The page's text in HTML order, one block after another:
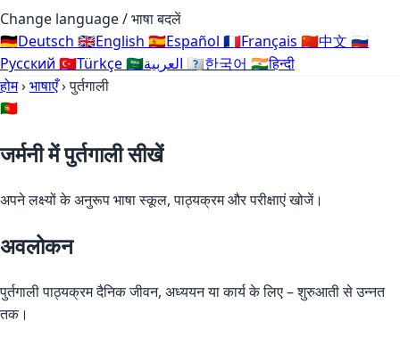
Change language / भाषा बदलें
🇩🇪Deutsch 🇬🇧English 🇪🇸Español 🇫🇷Français 🇨🇳中文 🇷🇺
Русский 🇹🇷Türkçe🇸🇦 🇰🇷한국어 🇮🇳हिन्दी
होम›भाषाएँ›पुर्तगाली
🇵🇹
जर्मनी में पुर्तगाली सीखें
अपने लक्ष्यों के अनुरूप भाषा स्कूल, पाठ्यक्रम और परीक्षाएं खोजें।
अवलोकन
पुर्तगाली पाठ्यक्रम दैनिक जीवन, अध्ययन या कार्य के लिए – शुरुआती से उन्नत
तक।